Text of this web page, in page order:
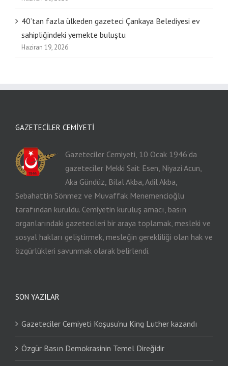
40’tan fazla ülkeden gazeteci Çankaya Belediyesi ev
sahipliğindeki yemekte buluştu
Haziran 19, 2026
GAZETECILER CEMIYETI
Gazeteciler Cemiyeti, 10 Ocak 1946’da
gazeteciler Mekki Sait Esen, Niyazi Acun,
Aka Gündüz, Bilal Akba, Adil Akba,
Sebahattin Sönmez ve Muvaffak Menemencioğlu
tarafından kuruldu. Cemiyetin kuruluş amacı, basın
organlarındaki gazetecileri bir araya toplamak, mesleki ve
sosyal hakları geliştirmek, mesleğin gerekliliği olan hak ve
özgürlükleri savunmak olarak belirlendi.
SON YAZILAR
Gazeteciler Cemiyeti Koşusu’nu King Luther kazandı
Özgür Basın Demokrasinin Temel Direğidir